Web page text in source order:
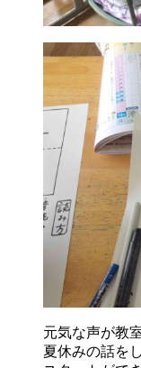
元気な声が教
夏休みの話を